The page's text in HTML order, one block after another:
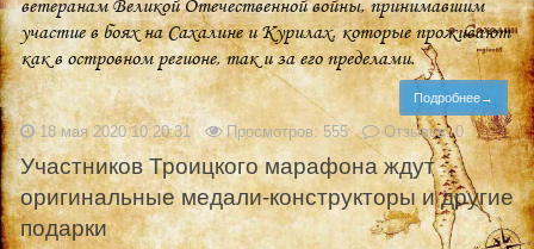
ветеранам Великой Отечественной войны, принимавшим
участие в боях на Сахалине и Курилах, которые проживают
как в островном регионе, так и за его пределами.
Подробнее→
18 мая 2020 10:20:31 Просмотров: 555 Отзывов: 0
Участников Троицкого марафона ждут
оригинальные медали-конструкторы и другие
подарки